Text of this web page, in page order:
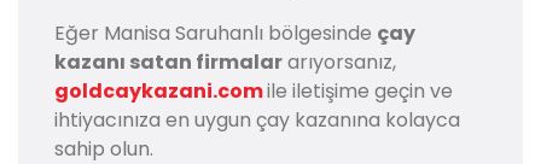
Eğer Manisa Saruhanlı bölgesinde çay
kazanı satan firmalararıyorsanız,
goldcaykazani.comile iletişime geçin ve
ihtiyacınıza en uygun çay kazanına kolayca
sahip olun.